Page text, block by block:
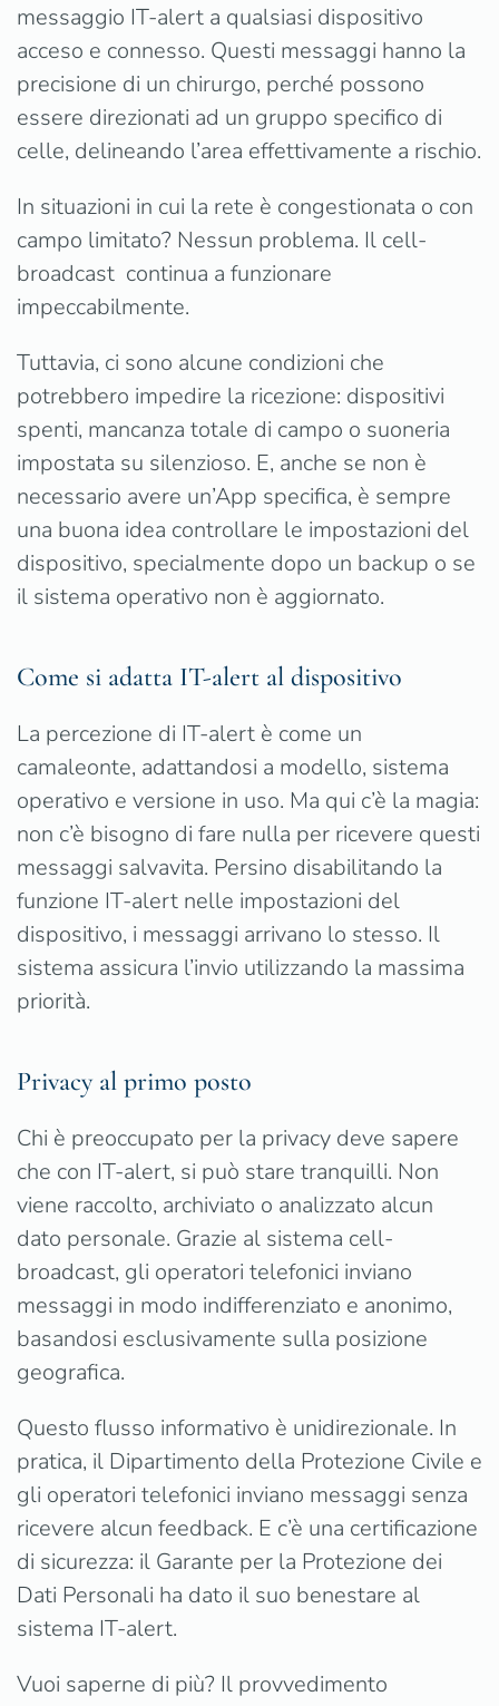
messaggio IT-alert a qualsiasi dispositivo
acceso e connesso. Questi messaggi hanno la
precisione di un chirurgo, perché possono
essere direzionati ad un gruppo specifico di
celle, delineando l’area effettivamente a rischio.
In situazioni in cui la rete è congestionata o con
campo limitato? Nessun problema. Il cell-
broadcast continua a funzionare
impeccabilmente.
Tuttavia, ci sono alcune condizioni che
potrebbero impedire la ricezione: dispositivi
spenti, mancanza totale di campo o suoneria
impostata su silenzioso. E, anche se non è
necessario avere un’App specifica, è sempre
una buona idea controllare le impostazioni del
dispositivo, specialmente dopo un backup o se
il sistema operativo non è aggiornato.
Come si adatta IT-alert al dispositivo
La percezione di IT-alert è come un
camaleonte, adattandosi a modello, sistema
operativo e versione in uso. Ma qui c’è la magia:
non c’è bisogno di fare nulla per ricevere questi
messaggi salvavita. Persino disabilitando la
funzione IT-alert nelle impostazioni del
dispositivo, i messaggi arrivano lo stesso. Il
sistema assicura l’invio utilizzando la massima
priorità.
Privacy al primo posto
Chi è preoccupato per la privacy deve sapere
che con IT-alert, si può stare tranquilli. Non
viene raccolto, archiviato o analizzato alcun
dato personale. Grazie al sistema cell-
broadcast, gli operatori telefonici inviano
messaggi in modo indifferenziato e anonimo,
basandosi esclusivamente sulla posizione
geografica.
Questo flusso informativo è unidirezionale. In
pratica, il Dipartimento della Protezione Civile e
gli operatori telefonici inviano messaggi senza
ricevere alcun feedback. E c’è una certificazione
di sicurezza: il Garante per la Protezione dei
Dati Personali ha dato il suo benestare al
sistema IT-alert.
Vuoi saperne di più? Il provvedimento